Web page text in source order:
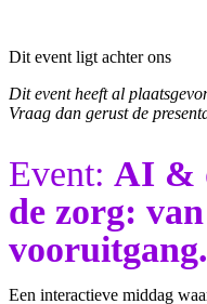
Dit event ligt achter ons
Dit event heeft al
Vraag dan gerust de
Event: AI &
de zorg:
vooruitgang.
Een interactieve middag